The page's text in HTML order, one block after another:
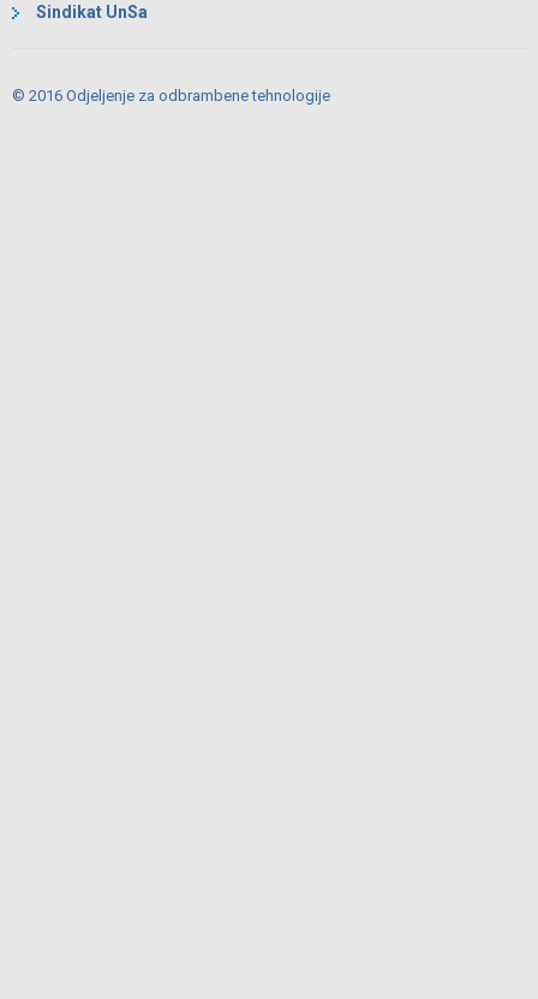
Sindikat UnSa
© 2016 Odjeljenje za odbrambene tehnologije